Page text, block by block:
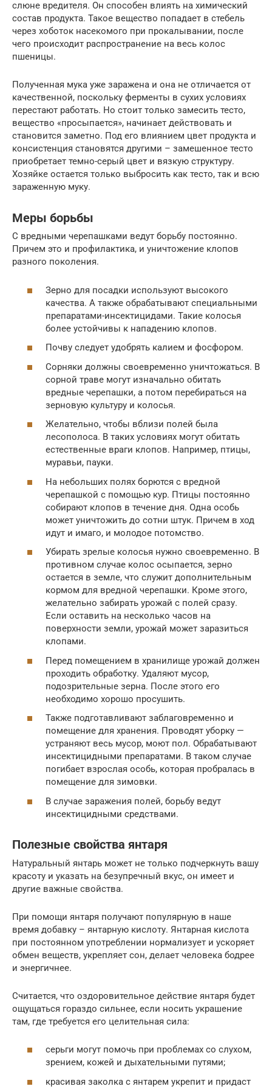
слюне вредителя. Он способен влиять на химический
состав продукта. Такое вещество попадает в стебель
через хоботок насекомого при прокалывании, после
чего происходит распространение на весь колос
пшеницы.
Полученная мука уже заражена и она не отличается от
качественной, поскольку ферменты в сухих условиях
перестают работать. Но стоит только замесить тесто,
вещество «просыпается», начинает действовать и
становится заметно. Под его влиянием цвет продукта и
консистенция становятся другими – замешенное тесто
приобретает темно-серый цвет и вязкую структуру.
Хозяйке остается только выбросить как тесто, так и всю
зараженную муку.
Меры борьбы
С вредными черепашками ведут борьбу постоянно.
Причем это и профилактика, и уничтожение клопов
разного поколения.
Зерно для посадки используют высокого
качества. А также обрабатывают специальными
препаратами-инсектицидами. Такие колосья
более устойчивы к нападению клопов.
Почву следует удобрять калием и фосфором.
Сорняки должны своевременно уничтожаться. В
сорной траве могут изначально обитать
вредные черепашки, а потом перебираться на
зерновую культуру и колосья.
Желательно, чтобы вблизи полей была
лесополоса. В таких условиях могут обитать
естественные враги клопов. Например, птицы,
муравьи, пауки.
На небольших полях борются с вредной
черепашкой с помощью кур. Птицы постоянно
собирают клопов в течение дня. Одна особь
может уничтожить до сотни штук. Причем в ход
идут и имаго, и молодое потомство.
Убирать зрелые колосья нужно своевременно. В
противном случае колос осыпается, зерно
остается в земле, что служит дополнительным
кормом для вредной черепашки. Кроме этого,
желательно забирать урожай с полей сразу.
Если оставить на несколько часов на
поверхности земли, урожай может заразиться
клопами.
Перед помещением в хранилище урожай должен
проходить обработку. Удаляют мусор,
подозрительные зерна. После этого его
необходимо хорошо просушить.
Также подготавливают заблаговременно и
помещение для хранения. Проводят уборку —
устраняют весь мусор, моют пол. Обрабатывают
инсектицидными препаратами. В таком случае
погибает взрослая особь, которая пробралась в
помещение для зимовки.
В случае заражения полей, борьбу ведут
инсектицидными средствами.
Полезные свойства янтаря
Натуральный янтарь может не только подчеркнуть вашу
красоту и указать на безупречный вкус, он имеет и
другие важные свойства.
При помощи янтаря получают популярную в наше
время добавку – янтарную кислоту. Янтарная кислота
при постоянном употреблении нормализует и ускоряет
обмен веществ, укрепляет сон, делает человека бодрее
и энергичнее.
Считается, что оздоровительное действие янтаря будет
ощущаться гораздо сильнее, если носить украшение
там, где требуется его целительная сила:
серьги могут помочь при проблемах со слухом,
зрением, кожей и дыхательными путями;
красивая заколка с янтарем укрепит и придаст